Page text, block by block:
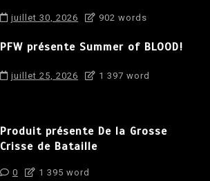
juillet 30, 2026 902 words
PFW présente Summer of BLOOD!
juillet 25, 2026 1 397 word
Produit présente De la Grosse
Crisse de Bataille
0 1 395 word